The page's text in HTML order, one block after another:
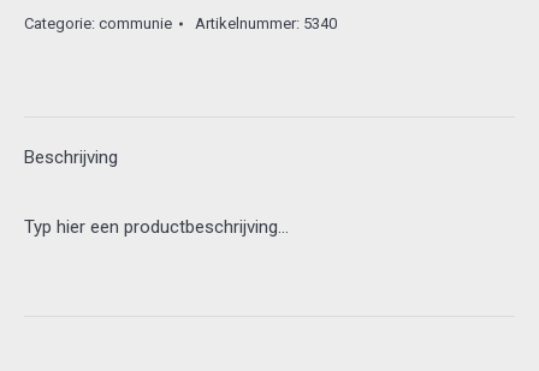
4525014
Categorie: communie Artikelnummer: 5340
Beschrijving
Typ hier een productbeschrijving…